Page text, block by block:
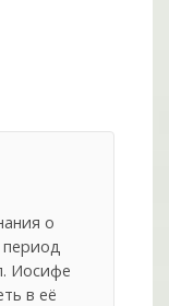
о
Иосифе
в её